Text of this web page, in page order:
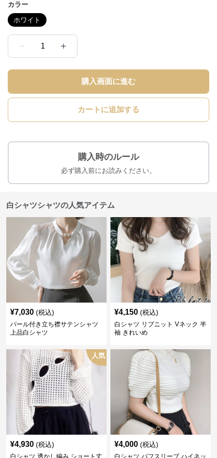
カラー
ホワイト
1
購入画面に進む
カートに追加する
購入時のルール
必ず購入前にお読みください。
白シャツシャツの人気アイテム
¥7,030 (税込)
パール付き立ち襟サテンシャツ
上品白シャツ
¥4,150 (税込)
白シャツ リブニット Vネック 半
袖 きれいめ
人気
¥4,930 (税込)
白シャツ 透かし編み ショート丈
¥4,000 (税込)
白シャツ パフスリーブ ハイネッ